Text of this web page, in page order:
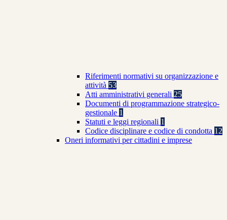
Riferimenti normativi su organizzazione e
attività 53
Atti amministrativi generali 25
Documenti di programmazione strategico-
gestionale 1
Statuti e leggi regionali 1
Codice disciplinare e codice di condotta 12
Oneri informativi per cittadini e imprese